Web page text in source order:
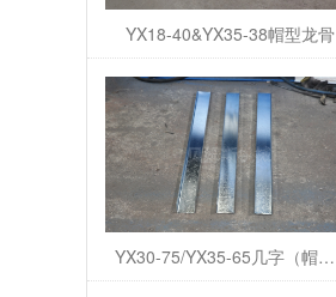
YX18-40&YX35-38帽型龙骨
YX30-75/YX35-65几字（帽型）龙骨/U型龙骨